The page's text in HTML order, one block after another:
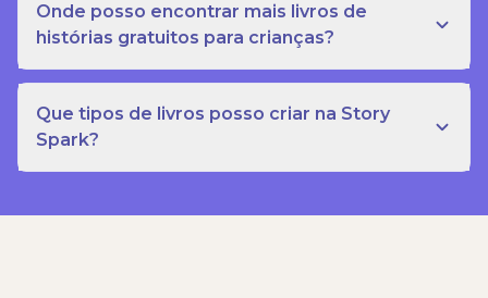
Onde posso encontrar mais livros de
histórias gratuitos para crianças?
Que tipos de livros posso criar na Story
Spark?